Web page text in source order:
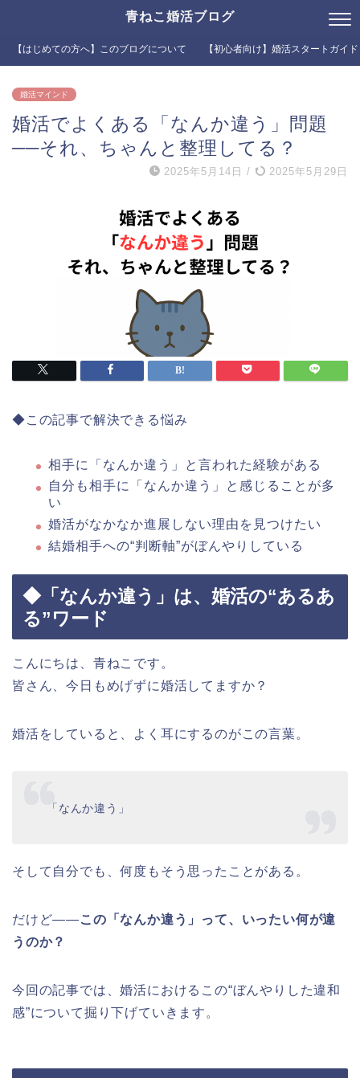
青ねこ婚活ブログ
【はじめての方へ】このブログについて 【初心者向け】婚活スタートガイ
婚活マインド
婚活でよくある「なんか違う」問題
──それ、ちゃんと整理してる？
2025年5月14日 / 2025年5月29日
◆この記事で解決できる悩み
相手に「なんか違う」と言われた経験がある
自分も相手に「なんか違う」と感じることが多
い
婚活がなかなか進展しない理由を見つけたい
結婚相手への“判断軸”がぼんやりしている
◆「なんか違う」は、婚活の“あるあ
る”ワード
こんにちは、青ねこです。
皆さん、今日もめげずに婚活してますか？
婚活をしていると、よく耳にするのがこの言葉。
「なんか違う」
そして自分でも、何度もそう思ったことがある。
だけど――この「なんか違う」って、いったい何が違
うのか？
今回の記事では、婚活におけるこの“ぼんやりした違和
感”について掘り下げていきます。